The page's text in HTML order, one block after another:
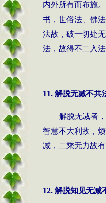
内外所有而布施
书，世俗法、佛
法故，破一切处
法，故得不二入
11. 解脱无减不共
解脱无减者
智慧不大利故，
减，二乘无力故有
12. 解脱知见无减